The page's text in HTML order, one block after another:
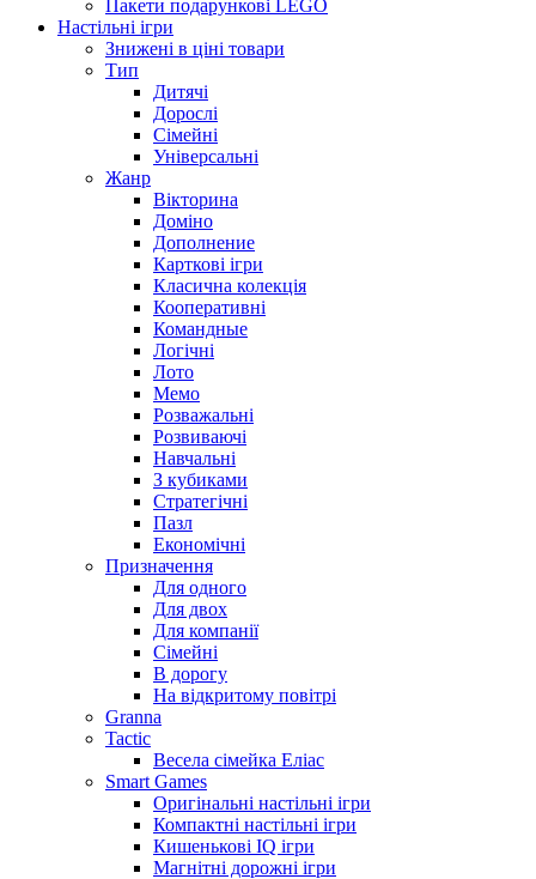
Пакети подарункові LEGO
Настільні ігри
Знижені в ціні товари
Тип
Дитячі
Дорослі
Сімейні
Універсальні
Жанр
Вікторина
Доміно
Дополнение
Карткові ігри
Класична колекція
Кооперативні
Командные
Логічні
Лото
Мемо
Розважальні
Розвиваючі
Навчальні
З кубиками
Стратегічні
Пазл
Економічні
Призначення
Для одного
Для двох
Для компанії
Сімейні
В дорогу
На відкритому повітрі
Granna
Tactic
Весела сімейка Еліас
Smart Games
Оригінальні настільні ігри
Компактні настільні ігри
Кишенькові IQ ігри
Магнітні дорожні ігри